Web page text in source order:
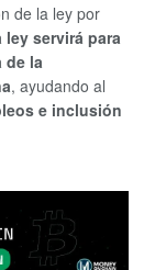
de la ley por
ley servirá para
de la
, ayudando al
e inclusión